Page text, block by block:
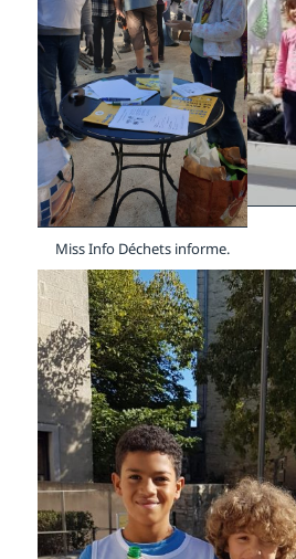
Miss Info Déchets informe.